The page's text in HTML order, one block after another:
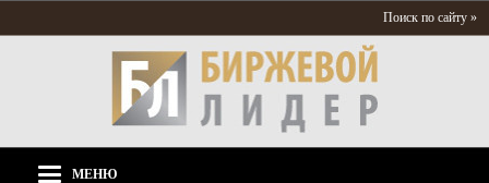
Поиск по сайту »
МЕНЮ